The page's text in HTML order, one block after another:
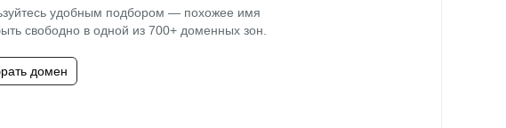
удобным подбором — похожее имя
свободно в одной из 700+ доменных зон.
домен